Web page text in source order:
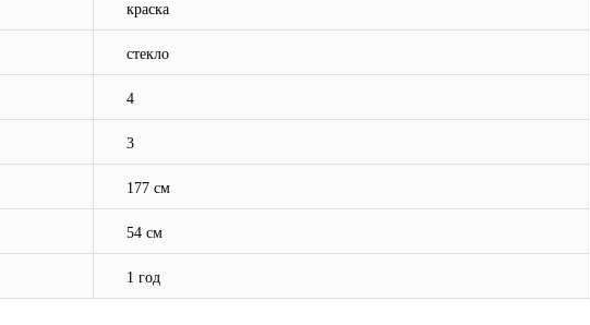
краска
стекло
4
3
177 см
54 см
1 год